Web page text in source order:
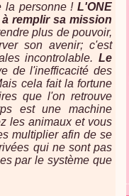
la personne ! L'ONE
remplir sa mission
plus de pouvoir,
son avenir; c'est
incontrolable. Le
de l'inefficacité des
cela fait la fortune
que l'on retrouve
est une machine
les animaux et vous
multiplier afin de se
qui ne sont pas
par le système que